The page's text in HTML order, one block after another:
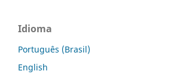
Idioma
Português (Brasil)
English